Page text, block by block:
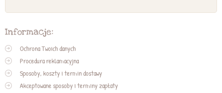
Informacje:
Ochrona Twoich danych
Procedura reklamacyjna
Sposoby, koszty i termin dostawy
Akceptowane sposoby i terminy zapłaty